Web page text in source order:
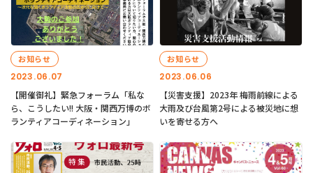
2023.06.07
お知らせ
【開催御礼】緊急フォーラム「私な
ら、こうしたい!! 大阪・関西万博のボ
ランティアコーディネーション」
2023.06.06
お知らせ
【災害支援】2023年 梅雨前線による
大雨及び台風第2号による被災地に想
いを寄せる方へ